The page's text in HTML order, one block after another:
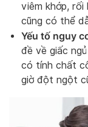
viêm khớp,
cũng có thể
Yếu tố nguy
đề về giấc
có tính chất
giờ đột ngột